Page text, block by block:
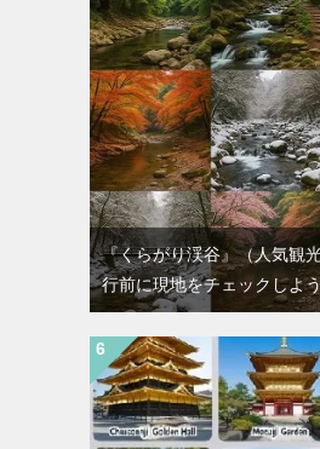
『くらがり渓谷』（人気観
行前に現地をチェックしよ